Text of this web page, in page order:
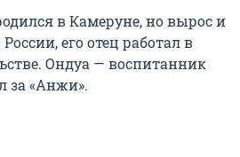
в Камеруне, но вырос и
его отец работал в
Ондуа — воспитанник
за «Анжи».